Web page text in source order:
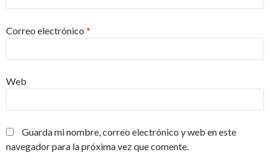
Correo electrónico *
Web
Guarda mi nombre, correo electrónico y web en este
navegador para la próxima vez que comente.